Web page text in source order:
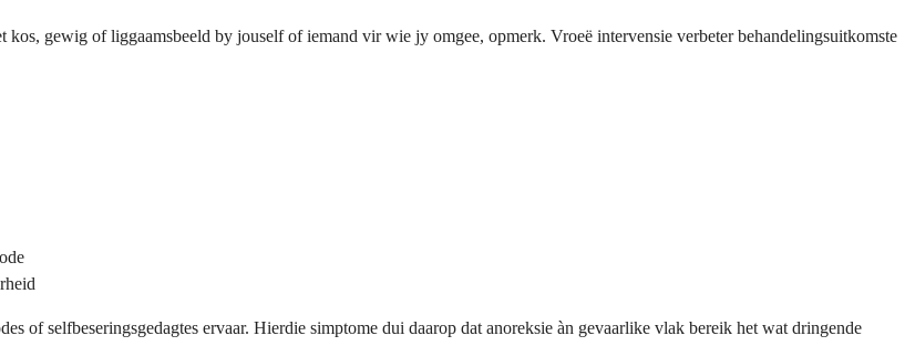
gewig of liggaamsbeeld by jouself of iemand vir wie jy omgee, opmerk. Vroeë intervensie verbeter behandelingsuitkomste
of selfbeseringsgedagtes ervaar. Hierdie simptome dui daarop dat anoreksie àn gevaarlike vlak bereik het wat dringende